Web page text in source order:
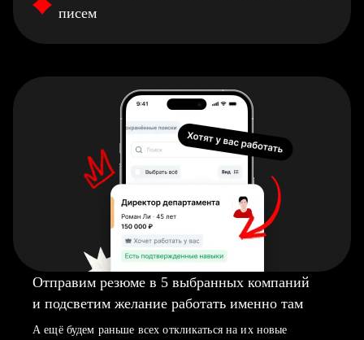
писем
Отправим резюме в 5 выбранных компаний
и подсветим желание работать именно там
А ещё будем раньше всех откликаться на их новые